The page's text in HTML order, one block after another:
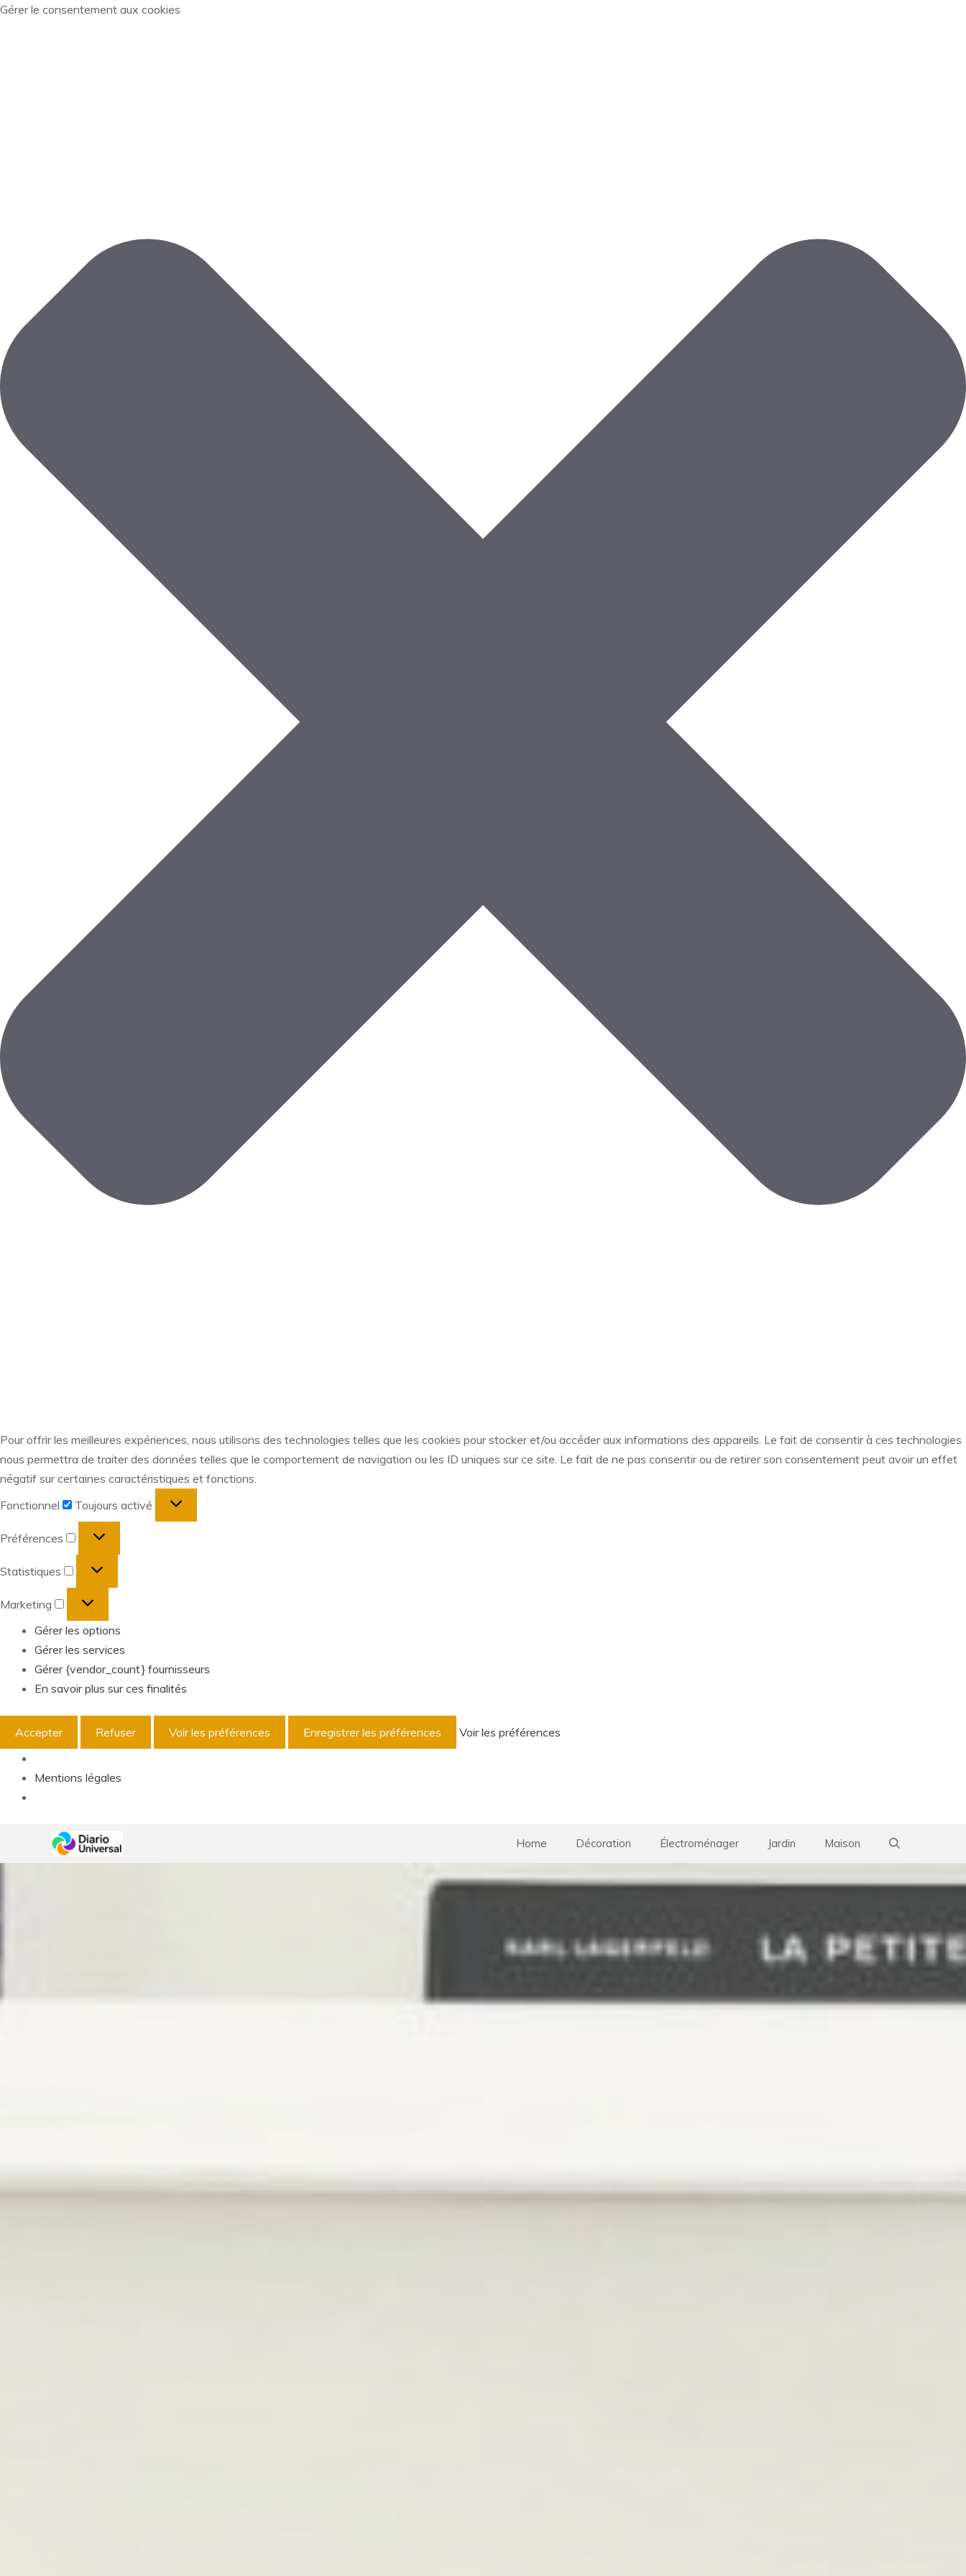
Gérer le consentement aux cookies
Pour offrir les meilleures expériences, nous utilisons des technologies telles que les cookies pour stocker et/ou accéder aux informations des appareils. Le fait de consentir à ces technologies
nous permettra de traiter des données telles que le comportement de navigation ou les ID uniques sur ce site. Le fait de ne pas consentir ou de retirer son consentement peut avoir un effet
négatif sur certaines caractéristiques et fonctions.
Fonctionnel
Toujours activé
Préférences
Préférences
Statistiques
Statistiques
Marketing
Marketing
Gérer les options
Gérer les services
Gérer {vendor_count} fournisseurs
En savoir plus sur ces finalités
Accepter Refuser Voir les préférences Enregistrer les préférences Voir les préférences
Mentions légales
Home Décoration Électroménager Jardin Maison